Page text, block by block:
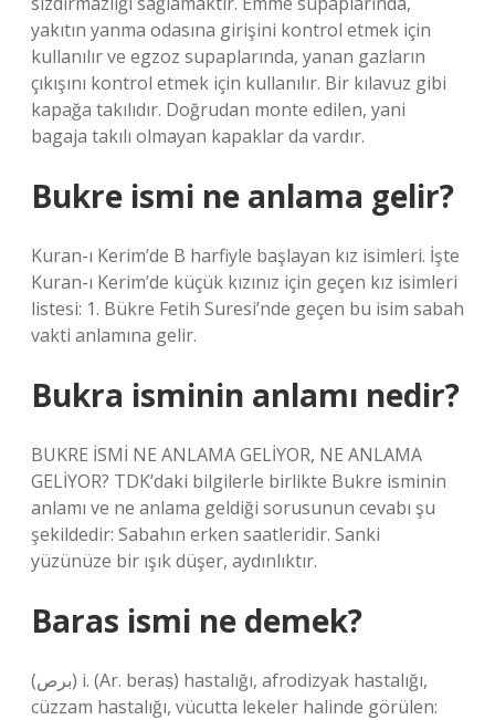
yakıtın yanma odasına girişini kontrol etmek için
kullanılır ve egzoz supaplarında, yanan gazların
çıkışını kontrol etmek için kullanılır. Bir kılavuz gibi
kapağa takılıdır. Doğrudan monte edilen, yani
bagaja takılı olmayan kapaklar da vardır.
Bukre ismi ne anlama gelir?
Kuran-ı Kerim’de B harfiyle başlayan kız isimleri. İşte
Kuran-ı Kerim’de küçük kızınız için geçen kız isimleri
listesi: 1. Bükre Fetih Suresi’nde geçen bu isim sabah
vakti anlamına gelir.
Bukra isminin anlamı nedir?
BUKRE İSMİ NE ANLAMA GELİYOR, NE ANLAMA
GELİYOR? TDK’daki bilgilerle birlikte Bukre isminin
anlamı ve ne anlama geldiği sorusunun cevabı şu
şekildedir: Sabahın erken saatleridir. Sanki
yüzünüze bir ışık düşer, aydınlıktır.
Baras ismi ne demek?
(ﺑﺮﺹ) i. (Ar. beraṣ) hastalığı, afrodizyak hastalığı,
cüzzam hastalığı, vücutta lekeler halinde görülen: